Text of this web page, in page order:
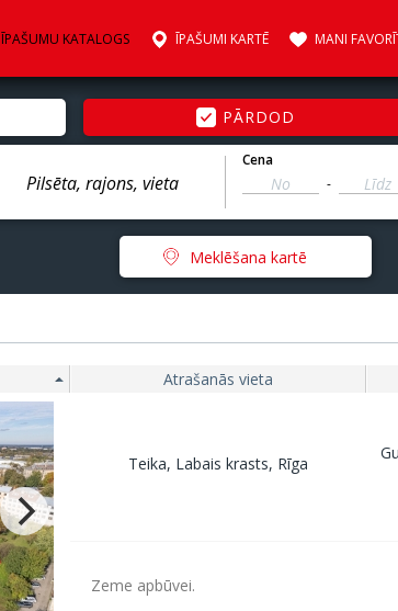
ĪPAŠUMU KATALOGS ĪPAŠUMI KARTĒ MANI
PĀRDOD
Cena
-
Meklēšana kartē
Atrašanās vieta
Teika, Labais krasts, Rīga
Zeme apbūvei.